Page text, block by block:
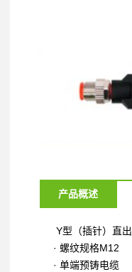
产品概述
Y型（插针）直出
· 螺纹规格M12
· 单端预铸电缆